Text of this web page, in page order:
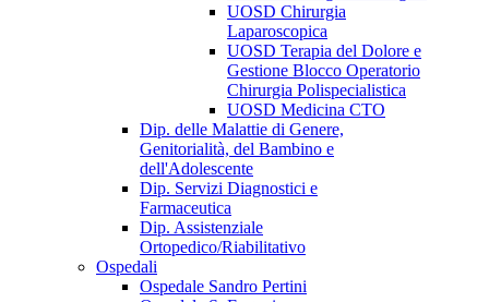
UOSD Chirurgia
Laparoscopica
UOSD Terapia del Dolore e
Gestione Blocco Operatorio
Chirurgia Polispecialistica
UOSD Medicina CTO
Dip. delle Malattie di Genere,
Genitorialità, del Bambino e
dell'Adolescente
Dip. Servizi Diagnostici e
Farmaceutica
Dip. Assistenziale
Ortopedico/Riabilitativo
Ospedali
Ospedale Sandro Pertini